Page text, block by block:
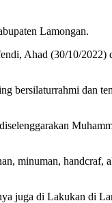
Lamongan.
Ahad (30/10/2022)
bersilaturrahmi dan
minuman, handcraf,
juga di Lakukan di